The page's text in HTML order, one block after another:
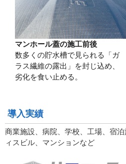
マンホール蓋の施工前後
数多くの貯水槽で見られる「ガ
ラス繊維の露出」を封じ込め、
劣化を食い止める。
導入実績
商業施設、病院、学校、工場、宿
ィスビル、マンションなど